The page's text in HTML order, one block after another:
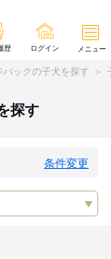
歴 ログイン メニュー
ックの子犬を探す
探す
条件変更